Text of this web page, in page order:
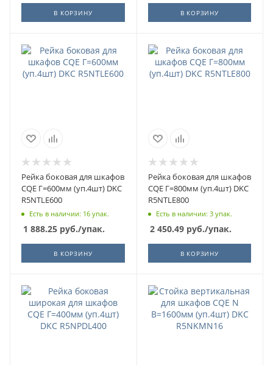
В КОРЗИНУ В КОРЗИНУ
Рейка боковая для шкафов
CQE Г=600мм (уп.4шт) DKC
R5NTLE600
Есть в наличии: 16 упак.
1 888.25 руб./упак.
В КОРЗИНУ
Рейка боковая для шкафов
CQE Г=800мм (уп.4шт) DKC
R5NTLE800
Есть в наличии: 3 упак.
2 450.49руб./упак.
В КОРЗИНУ